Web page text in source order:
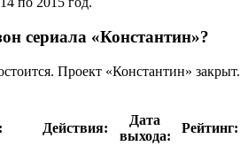
сериала «Константин»?
Проект «Константин» закрыт.
Действия:
Дата
выхода:
Рейтинг: